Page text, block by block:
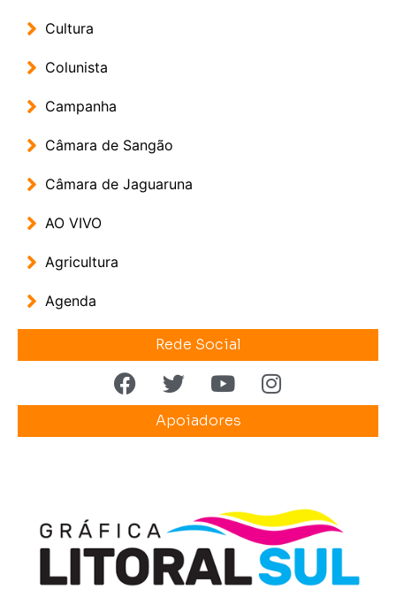
Cultura
Colunista
Campanha
Câmara de Sangão
Câmara de Jaguaruna
AO VIVO
Agricultura
Agenda
Rede Social
Apoiadores